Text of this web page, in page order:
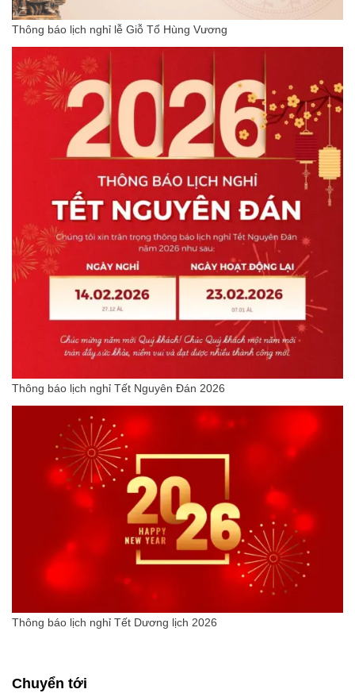
Thông báo lịch nghỉ lễ Giỗ Tổ Hùng Vương
Thông báo lịch nghỉ Tết Nguyên Đán 2026
Thông báo lịch nghỉ Tết Dương lịch 2026
Chuyển tới